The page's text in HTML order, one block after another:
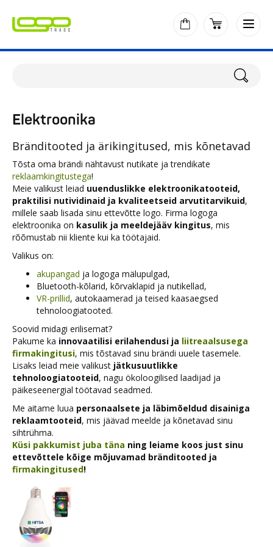
Elektroonika
Bränditooted ja ärikingitused, mis kõnetavad
Tõsta oma brändi nähtavust nutikate ja trendikate
reklaamkingitustega!
Meie valikust leiad uuenduslikke elektroonikatooteid,
praktilisi nutividinaid ja kvaliteetseid arvutitarvikuid,
millele saab lisada sinu ettevõtte logo. Firma logoga
elektroonika on kasulik ja meeldejääv kingitus, mis
rõõmustab nii kliente kui ka töötajaid.
Valikus on:
akupangad ja logoga mälupulgad,
Bluetooth-kõlarid, kõrvaklapid ja nutikellad,
VR-prillid, autokaamerad ja teised kaasaegsed
tehnoloogiatooted.
Soovid midagi erilisemat?
Pakume ka innovaatilisi erilahendusi ja liitreaalsusega
firmakingitusi, mis tõstavad sinu brändi uuele tasemele.
Lisaks leiad meie valikust jätkusuutlikke
tehnoloogiatooteid, nagu ökoloogilised laadijad ja
päikeseenergial töötavad seadmed.
Me aitame luua personaalsete ja läbimõeldud disainiga
reklaamtooteid, mis jäävad meelde ja kõnetavad sinu
sihtrühma.
Küsi pakkumist juba täna ning leiame koos just sinu
ettevõttele kõige mõjuvamad bränditooted ja
firmakingitused!